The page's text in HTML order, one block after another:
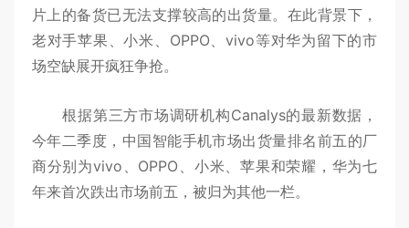
片上的备货已无法支撑较高的出货量。在此背景下，
老对手苹果、小米、OPPO、vivo等对华为留下的市
场空缺展开疯狂争抢。
根据第三方市场调研机构Canalys的最新数据，
今年二季度，中国智能手机市场出货量排名前五的厂
商分别为vivo、OPPO、小米、苹果和荣耀，华为七
年来首次跌出市场前五，被归为其他一栏。